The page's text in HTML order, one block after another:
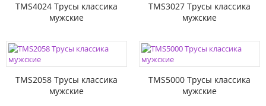
TMS4024 Трусы классика
мужские
TMS3027 Трусы классика
мужские
TMS2058 Трусы классика
мужские
TMS5000 Трусы классика
мужские